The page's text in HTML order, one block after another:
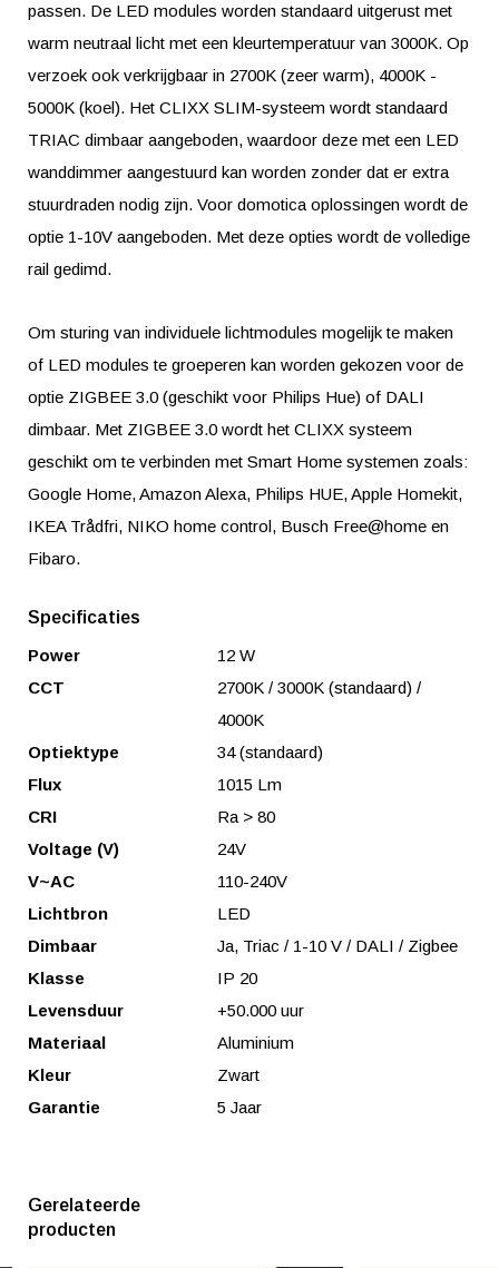
passen. De LED modules worden standaard uitgerust met
warm neutraal licht met een kleurtemperatuur van 3000K. Op
verzoek ook verkrijgbaar in 2700K (zeer warm), 4000K -
5000K (koel). Het CLIXX SLIM-systeem wordt standaard
TRIAC dimbaar aangeboden, waardoor deze met een LED
wanddimmer aangestuurd kan worden zonder dat er extra
stuurdraden nodig zijn. Voor domotica oplossingen wordt de
optie 1-10V aangeboden. Met deze opties wordt de volledige
rail gedimd.
Om sturing van individuele lichtmodules mogelijk te maken
of LED modules te groeperen kan worden gekozen voor de
optie ZIGBEE 3.0 (geschikt voor Philips Hue) of DALI
dimbaar. Met ZIGBEE 3.0 wordt het CLIXX systeem
geschikt om te verbinden met Smart Home systemen zoals:
Google Home, Amazon Alexa, Philips HUE, Apple Homekit,
IKEA Trådfri, NIKO home control, Busch Free@home en
Fibaro.
Specificaties
Power
12 W
CCT
2700K / 3000K (standaard) /
4000K
Optiektype
34 (standaard)
Flux
1015 Lm
CRI
Ra > 80
Voltage (V)
24V
V~AC
110-240V
Lichtbron
LED
Dimbaar
Ja, Triac / 1-10 V / DALI / Zigbee
Klasse
IP 20
Levensduur
+50.000 uur
Materiaal
Aluminium
Kleur
Zwart
Garantie
5 Jaar
Gerelateerde
producten